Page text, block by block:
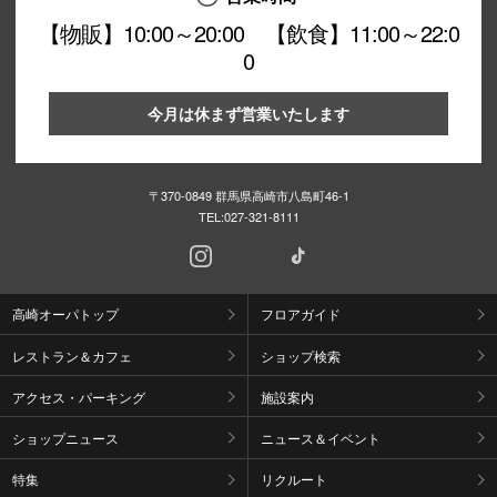
【物販】10:00～20:00 【飲食】11:00～22:0
0
今月は休まず営業いたします
〒370-0849 群馬県高崎市八島町46-1
TEL:027-321-8111
高崎オーパトップ フロアガイド
レストラン＆カフェ ショップ検索
アクセス・パーキング 施設案内
ショップニュース ニュース＆イベント
特集 リクルート